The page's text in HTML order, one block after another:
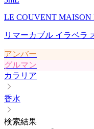
LE COUVENT MAISON
リマーカブル イラベラ
アンバー
グルマン
カラリア
香水
検索結果